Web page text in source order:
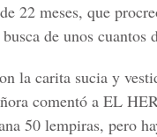
22 meses, que
de unos cuantos
la carita sucia y
comentó a EL
50 lempiras, pero